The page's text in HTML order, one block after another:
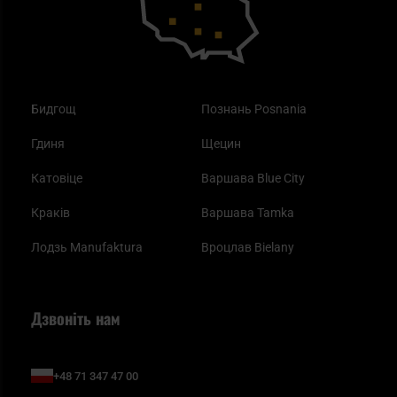
Бидгощ
Гдиня
Катовіце
Краків
Лодзь Manufaktura
Познань Posnania
Щецин
Варшава Blue City
Варшава Tamka
Вроцлав Bielany
Дзвоніть нам
+48 71 347 47 00